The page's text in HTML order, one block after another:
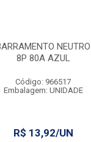
NEUTRO
8P 80A AZUL
Código: 966517
Embalagem: UNIDADE
R$ 13,92/UN